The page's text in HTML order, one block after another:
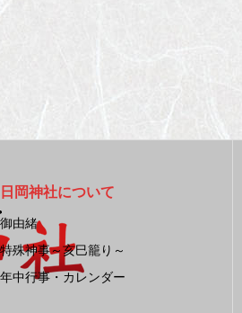
日岡神社について
御由緒
特殊神事～亥巳籠り～
年中行事・カレンダー